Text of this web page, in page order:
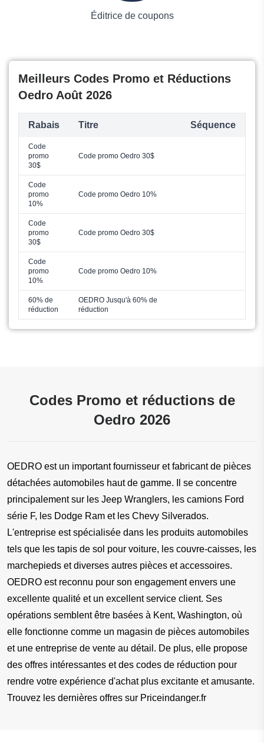
Éditrice de coupons
Meilleurs Codes Promo et Réductions
Oedro Août 2026
Rabais Titre Séquence
Code
promo
30$
Code promo Oedro 30$
Code
promo
10%
Code promo Oedro 10%
Code
promo
30$
Code promo Oedro 30$
Code
promo
10%
Code promo Oedro 10%
60% de
réduction
OEDRO Jusqu'à 60% de
réduction
Codes Promo et réductions de
Oedro 2026
OEDRO est un important fournisseur et fabricant de pièces
détachées automobiles haut de gamme. Il se concentre
principalement sur les Jeep Wranglers, les camions Ford
série F, les Dodge Ram et les Chevy Silverados.
L'entreprise est spécialisée dans les produits automobiles
tels que les tapis de sol pour voiture, les couvre-caisses, les
marchepieds et diverses autres pièces et accessoires.
OEDRO est reconnu pour son engagement envers une
excellente qualité et un excellent service client. Ses
opérations semblent être basées à Kent, Washington, où
elle fonctionne comme un magasin de pièces automobiles
et une entreprise de vente au détail. De plus, elle propose
des offres intéressantes et des codes de réduction pour
rendre votre expérience d'achat plus excitante et amusante.
Trouvez les dernières offres sur Priceindanger.fr